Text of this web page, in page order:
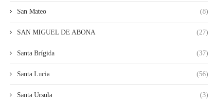
San Mateo (8)
SAN MIGUEL DE ABONA (27)
Santa Brígida (37)
Santa Lucia (56)
Santa Ursula (3)